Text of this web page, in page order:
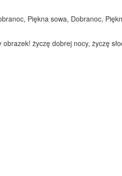
Piękna sowa, Dobranoc,
życzę dobrej nocy, życzę